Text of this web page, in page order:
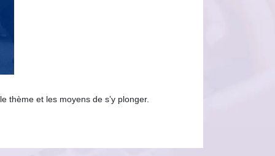
thème et les moyens de s’y plonger.